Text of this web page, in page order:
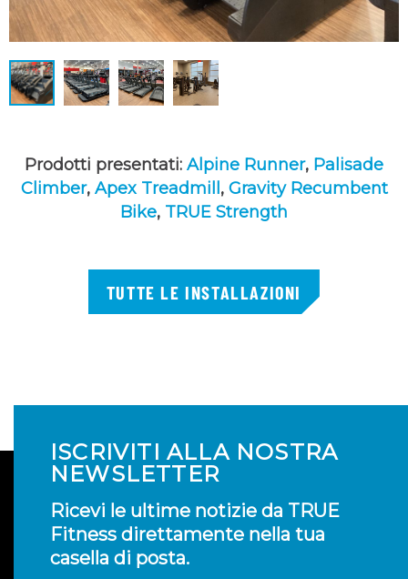
Prodotti presentati: Alpine Runner, Palisade
Climber, Apex Treadmill , Gravity Recumbent
Bike, TRUE Strength
TUTTE LE INSTALLAZIONI
ISCRIVITI ALLA NOSTRA
NEWSLETTER
Ricevi le ultime notizie da TRUE
Fitness direttamente nella tua
casella di posta.